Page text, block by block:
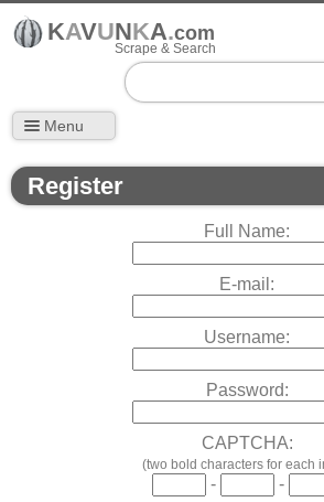
KAVUNKA.com
Scrape & Search
Menu
Register
Full Name:
E-mail:
Username:
Password:
CAPTCHA:
(two bold characters for each
- -